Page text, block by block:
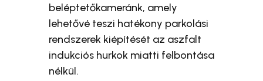
beléptetőkameránk, amely
lehetővé teszi hatékony parkolási
rendszerek kiépítését az aszfalt
indukciós hurkok miatti felbontása
nélkül.